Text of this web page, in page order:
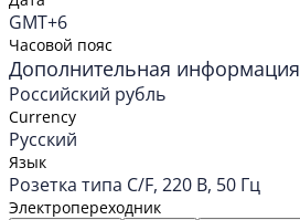
GMT+6
Часовой пояс
Дополнительная информация
Российский рубль
Currency
Русский
Язык
Розетка типа C/F, 220 В, 50 Гц
Электропереходник